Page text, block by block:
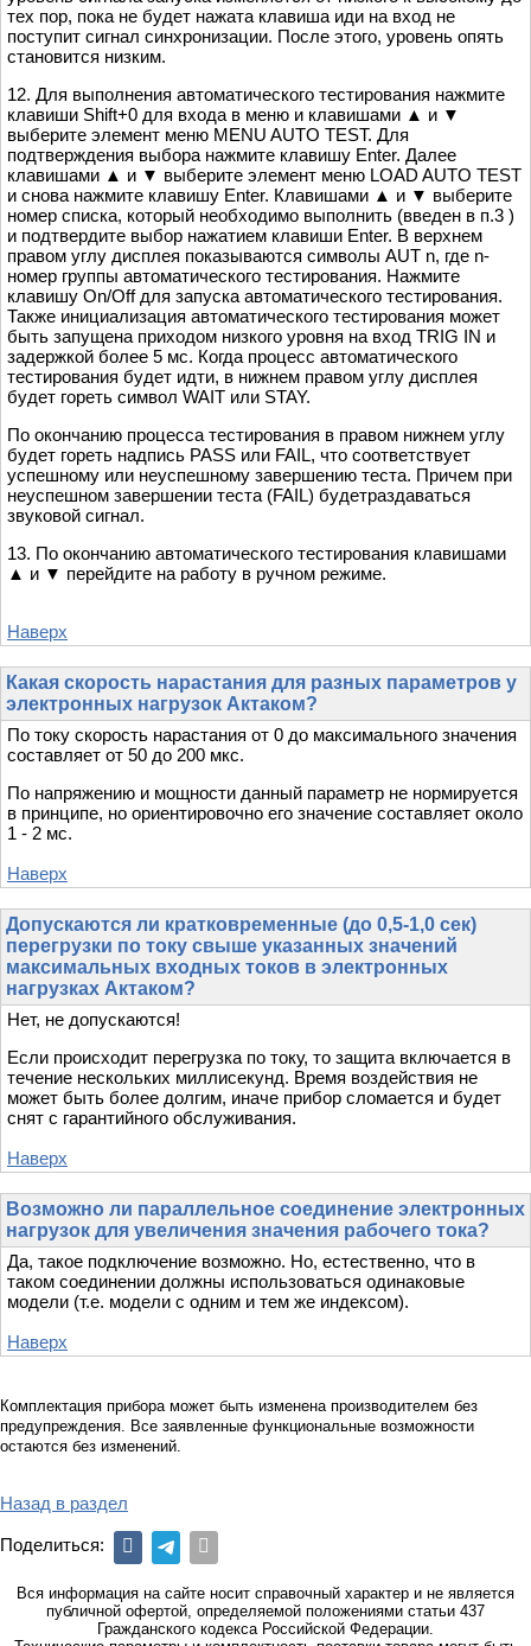
тех пор, пока не будет нажата клавиша иди на вход не
поступит сигнал синхронизации. После этого, уровень опять
становится низким.
12. Для выполнения автоматического тестирования нажмите
клавиши Shift+0 для входа в меню и клавишами ▲ и ▼
выберите элемент меню MENU AUTO TEST. Для
подтверждения выбора нажмите клавишу Enter. Далее
клавишами ▲ и ▼ выберите элемент меню LOAD AUTO TEST
и снова нажмите клавишу Enter. Клавишами ▲ и ▼ выберите
номер списка, который необходимо выполнить (введен в п.3 )
и подтвердите выбор нажатием клавиши Enter. В верхнем
правом углу дисплея показываются символы AUT n, где n-
номер группы автоматического тестирования. Нажмите
клавишу On/Off для запуска автоматического тестирования.
Также инициализация автоматического тестирования может
быть запущена приходом низкого уровня на вход TRIG IN и
задержкой более 5 мс. Когда процесс автоматического
тестирования будет идти, в нижнем правом углу дисплея
будет гореть символ WAIT или STAY.
По окончанию процесса тестирования в правом нижнем углу
будет гореть надпись PASS или FAIL, что соответствует
успешному или неуспешному завершению теста. Причем при
неуспешном завершении теста (FAIL) будетраздаваться
звуковой сигнал.
13. По окончанию автоматического тестирования клавишами
▲ и ▼ перейдите на работу в ручном режиме.
Наверх
Какая скорость нарастания для разных параметров у
электронных нагрузок Актаком?
По току скорость нарастания от 0 до максимального значения
составляет от 50 до 200 мкс.
По напряжению и мощности данный параметр не нормируется
в принципе, но ориентировочно его значение составляет около
1 - 2 мс.
Наверх
Допускаются ли кратковременные (до 0,5-1,0 сек)
перегрузки по току свыше указанных значений
максимальных входных токов в электронных
нагрузках Актаком?
Нет, не допускаются!
Если происходит перегрузка по току, то защита включается в
течение нескольких миллисекунд. Время воздействия не
может быть более долгим, иначе прибор сломается и будет
снят с гарантийного обслуживания.
Наверх
Возможно ли параллельное соединение электронных
нагрузок для увеличения значения рабочего тока?
Да, такое подключение возможно. Но, естественно, что в
таком соединении должны использоваться одинаковые
модели (т.е. модели с одним и тем же индексом).
Наверх
Комплектация прибора может быть изменена производителем без
предупреждения. Все заявленные функциональные возможности
остаются без изменений.
Назад в раздел
Поделиться:
Вся информация на сайте носит справочный характер и не является
публичной офертой, определяемой положениями статьи 437
Гражданского кодекса Российской Федерации.